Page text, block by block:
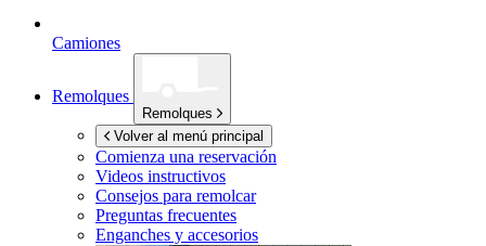
Camiones
Remolques
Remolques
Volver al menú principal
Comienza una reservación
Videos instructivos
Consejos para remolcar
Preguntas frecuentes
Enganches y accesorios